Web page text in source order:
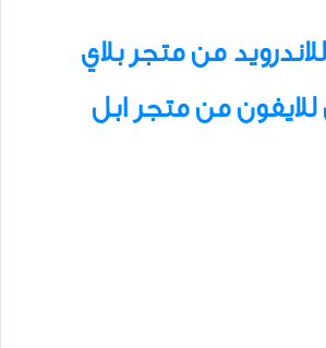
من متجر بلاي
من متجر ابل